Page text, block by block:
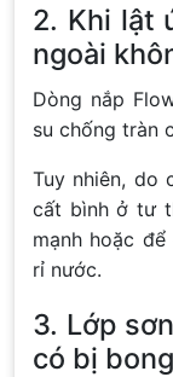
2. Khi lật
ngoài
Dòng nắp
su chống tràn
Tuy nhiên, do
cất bình ở tư
mạnh hoặc
rỉ nước.
3. Lớp
có bị